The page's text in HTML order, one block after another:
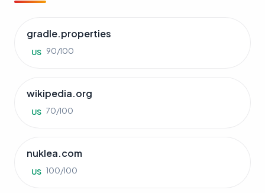
gradle.properties
US 90/100
wikipedia.org
US 70/100
nuklea.com
US 100/100